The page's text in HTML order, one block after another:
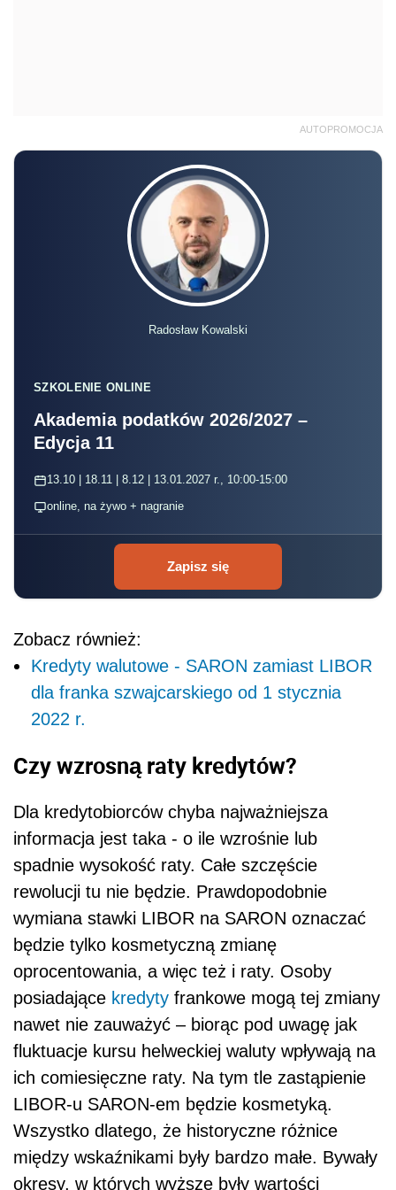
AUTOPROMOCJA
Radosław Kowalski
SZKOLENIE ONLINE
Akademia podatków 2026/2027 –
Edycja 11
13.10 | 18.11 | 8.12 | 13.01.2027 r., 10:00-15:00
online, na żywo + nagranie
Zapisz się
Zobacz również:
Kredyty walutowe - SARON zamiast LIBOR
dla franka szwajcarskiego od 1 stycznia
2022 r.
Czy wzrosną raty kredytów?
Dla kredytobiorców chyba najważniejsza
informacja jest taka - o ile wzrośnie lub
spadnie wysokość raty. Całe szczęście
rewolucji tu nie będzie. Prawdopodobnie
wymiana stawki LIBOR na SARON oznaczać
będzie tylko kosmetyczną zmianę
oprocentowania, a więc też i raty. Osoby
posiadające kredyty frankowe mogą tej zmiany
nawet nie zauważyć – biorąc pod uwagę jak
fluktuacje kursu helweckiej waluty wpływają na
ich comiesięczne raty. Na tym tle zastąpienie
LIBOR-u SARON-em będzie kosmetyką.
Wszystko dlatego, że historyczne różnice
między wskaźnikami były bardzo małe. Bywały
okresy, w których wyższe były wartości